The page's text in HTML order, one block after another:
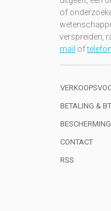
of
verspreiden,
mail of
BETALING &
CONTACT
RSS